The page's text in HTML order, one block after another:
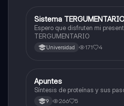
Biologia
Sistema
Espero que disfruten mi
TERGUMENTARIO
Universidad 171 4
Biologia
Apuntes
Síntesis de proteínas y sus
9 266 5